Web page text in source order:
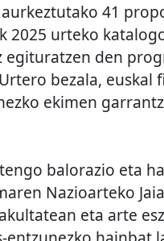
41
urteko
den
bezala,
ekimen
balorazio eta
Nazioarteko
eta arte